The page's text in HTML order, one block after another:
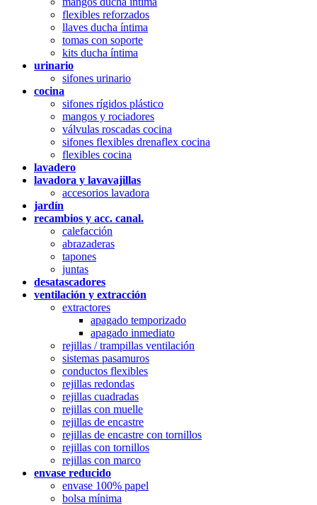
flexibles reforzados
llaves ducha íntima
tomas con soporte
kits ducha íntima
urinario
sifones urinario
cocina
sifones rígidos plástico
mangos y rociadores
válvulas roscadas cocina
sifones flexibles drenaflex cocina
flexibles cocina
lavadero
lavadora y lavavajillas
accesorios lavadora
jardín
recambios y acc. canal.
calefacción
abrazaderas
tapones
juntas
desatascadores
ventilación y extracción
extractores
apagado temporizado
apagado inmediato
rejillas / trampillas ventilación
sistemas pasamuros
conductos flexibles
rejillas redondas
rejillas cuadradas
rejillas con muelle
rejillas de encastre
rejillas de encastre con tornillos
rejillas con tornillos
rejillas con marco
envase reducido
envase 100% papel
bolsa mínima